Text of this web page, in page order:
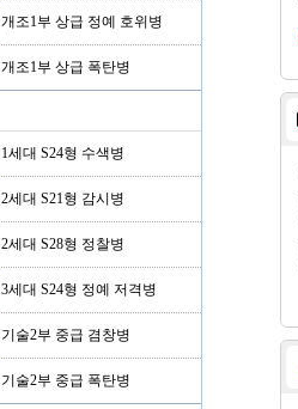
개조1부 상급 정예 호위병
개조1부 상급 폭탄병
1세대 S24형 수색병
2세대 S21형 감시병
2세대 S28형 정찰병
3세대 S24형 정예 저격병
기술2부 중급 겸창병
기술2부 중급 폭탄병